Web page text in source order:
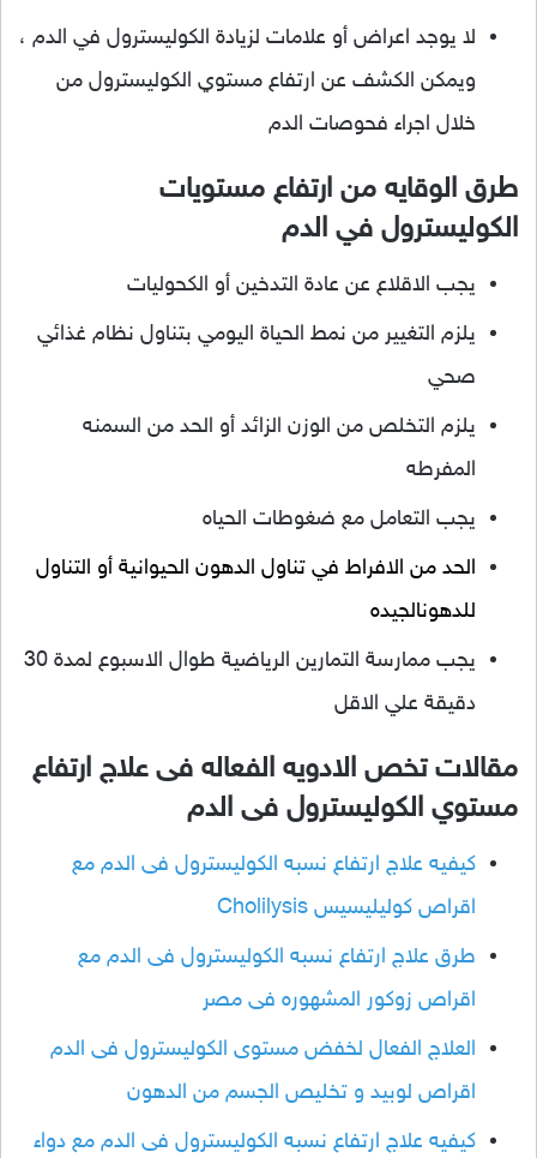
لا يوجد اعراض أو علامات لزيادة الكوليسترول في الدم ،
ويمكن الكشف عن ارتفاع مستوي الكوليسترول من
خلال اجراء فحوصات الدم
طرق الوقايه من ارتفاع مستويات
الكوليسترول في الدم
يجب الاقلاع عن عادة التدخين أو الكحوليات
يلزم التغيير من نمط الحياة اليومي بتناول نظام غذائي
صحي
يلزم التخلص من الوزن الزائد أو الحد من السمنه
المفرطه
يجب التعامل مع ضغوطات الحياه
الحد من الافراط في تناول الدهون الحيوانية أو التناول
للدهونالجيده
يجب ممارسة التمارين الرياضية طوال الاسبوع لمدة 30
دقيقة علي الاقل
مقالات تخص الادويه الفعاله فى علاج ارتفاع
مستوي الكوليسترول فى الدم
كيفيه علاج ارتفاع نسبه الكوليسترول فى الدم مع
اقراص كوليليسيس Cholilysis
طرق علاج ارتفاع نسبه الكوليسترول فى الدم مع
اقراص زوكور المشهوره فى مصر
العلاج الفعال لخفض مستوى الكوليسترول فى الدم
اقراص لوبيد و تخليص الجسم من الدهون
كيفيه علاج ارتفاع نسبه الكوليسترول فى الدم مع دواء